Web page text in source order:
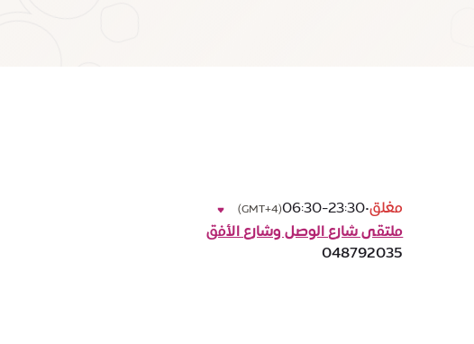
مغلق•
06:30-23:30
(GMT+4)
ملتقى شارع الوصل وشارع الأفق
048792035